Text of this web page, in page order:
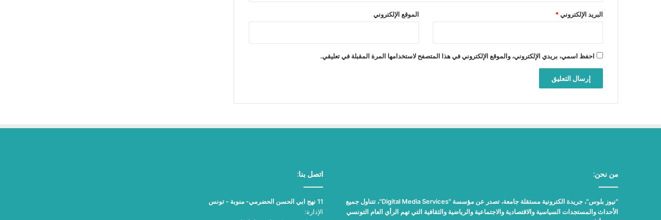
البريد الإلكتروني* الموقع الإلكتروني
احفظ اسمي، بريدي الإلكتروني، والموقع الإلكتروني في هذا المتصفح لاستخدامها المرة المقبلة في تعليقي.
من نحن:
"نيوز بلوس"، جريدة الكترونية مستقلة جامعة، تصدر عن مؤسسة "Digital Media Services"، تتناول جميع
الأحداث والمستجدات السياسية والاقتصادية والاجتماعية والرياضية والثقافية التي تهم الرأي العام التونسي
اتصل بنا:
11 نهج ابي الحسن الحضرمي- منوبة - تونس
الإدارة: